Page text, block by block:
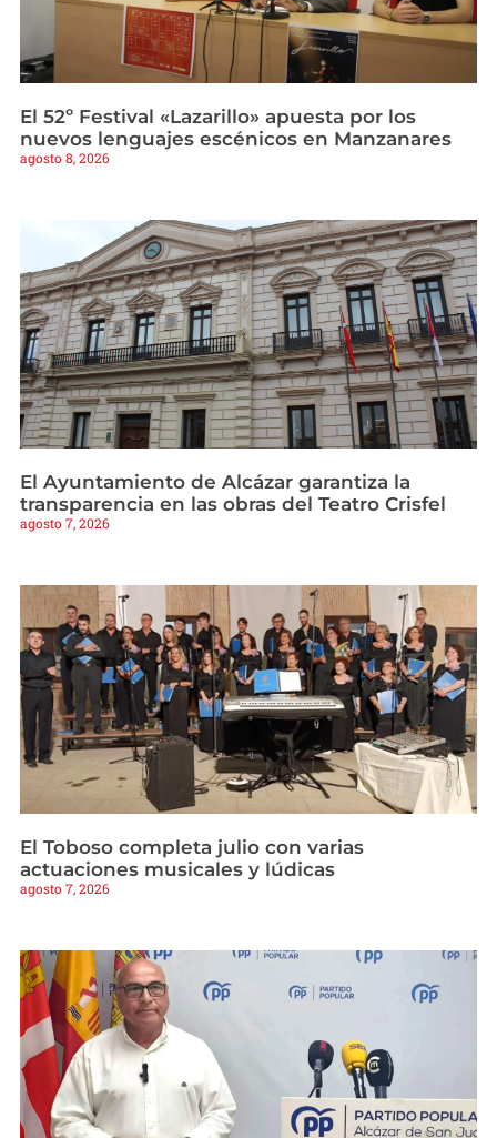
El 52º Festival «Lazarillo» apuesta por los
nuevos lenguajes escénicos en Manzanares
agosto 8, 2026
El Ayuntamiento de Alcázar garantiza la
transparencia en las obras del Teatro Crisfel
agosto 7, 2026
El Toboso completa julio con varias
actuaciones musicales y lúdicas
agosto 7, 2026